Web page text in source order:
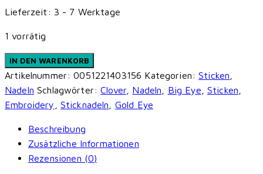
Lieferzeit: 3 - 7 Werktage
1 vorrätig
Clover
Gold
Eye
Sticknadeln
Menge
IN DEN WARENKORB
Artikelnummer:0051221403156 Kategorien:Sticken
Nadeln Schlagwörter:Clover Nadeln Big Eye Sticken
Embroidery
Sticknadeln Gold Eye
Beschreibung
Zusätzliche Informationen
Rezensionen (0)